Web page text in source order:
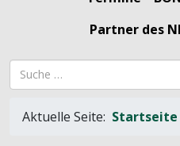
Partner des
Suchbegriff
Aktuelle Seite: Startseite